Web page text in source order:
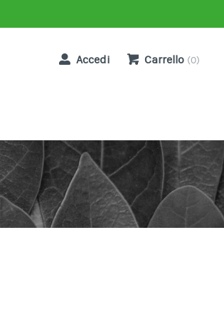
Accedi Carrello (0)